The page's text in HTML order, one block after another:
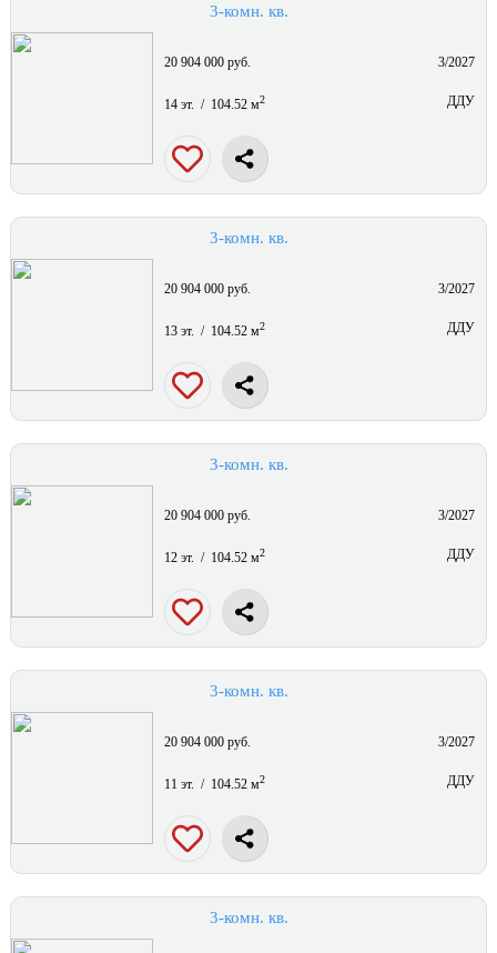
3-комн. кв.
20 904 000 руб. 3/2027
14 эт. / 104.52 м2 ДДУ
3-комн. кв.
20 904 000 руб. 3/2027
13 эт. / 104.52 м2 ДДУ
3-комн. кв.
20 904 000 руб. 3/2027
12 эт. / 104.52 м2 ДДУ
3-комн. кв.
20 904 000 руб. 3/2027
11 эт. / 104.52 м2 ДДУ
3-комн. кв.